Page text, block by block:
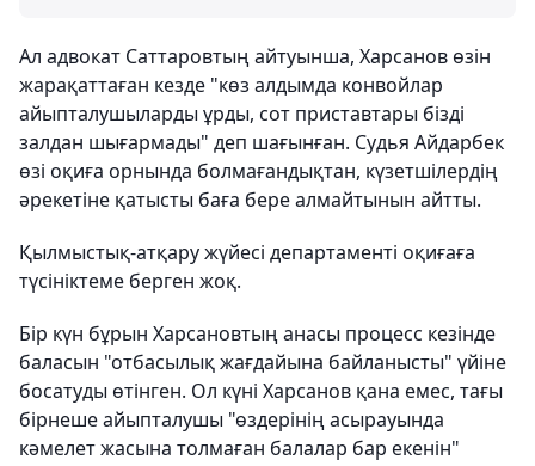
Ал адвокат Саттаровтың айтуынша, Харсанов өзін
жарақаттаған кезде "көз алдымда конвойлар
айыпталушыларды ұрды, сот приставтары бізді
залдан шығармады" деп шағынған. Судья Айдарбек
өзі оқиға орнында болмағандықтан, күзетшілердің
әрекетіне қатысты баға бере алмайтынын айтты.
Қылмыстық-атқару жүйесі департаменті оқиғаға
түсініктеме берген жоқ.
Бір күн бұрын Харсановтың анасы процесс кезінде
баласын "отбасылық жағдайына байланысты" үйіне
босатуды өтінген. Ол күні Харсанов қана емес, тағы
бірнеше айыпталушы "өздерінің асырауында
кәмелет жасына толмаған балалар бар екенін"